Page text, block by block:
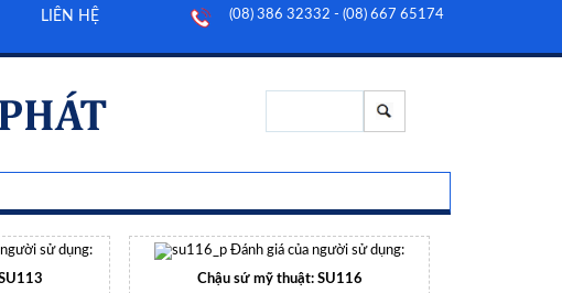
LIÊN HỆ (08) 386 32332 - (08) 667 65174
sử dụng:
Đánh giá của người sử dụng:
Chậu sứ mỹ thuật: SU116